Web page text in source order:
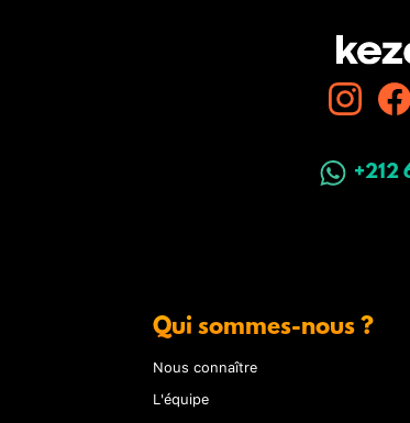
+212
Qui sommes-nous ?
Nous connaître
L'équipe